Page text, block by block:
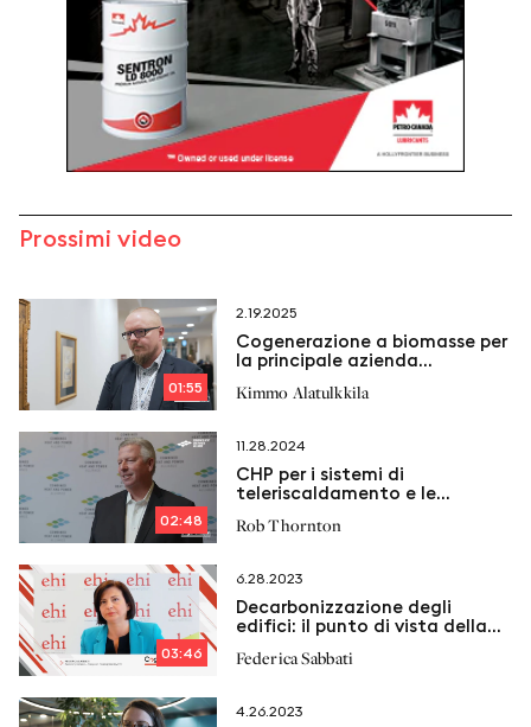
Prossimi video
01:55
2.19.2025
Cogenerazione a biomasse per
la principale azienda
Kimmo Alatulkkila
02:48
11.28.2024
CHP per i sistemi di
teleriscaldamento e le
Rob Thornton
03:46
6.28.2023
Decarbonizzazione degli
edifici: il punto di vista della
Federica Sabbati
4.26.2023